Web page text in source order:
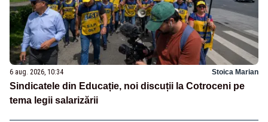
6 aug. 2026, 10:34 Stoica Marian
Sindicatele din Educație, noi discuții la Cotroceni pe
tema legii salarizării